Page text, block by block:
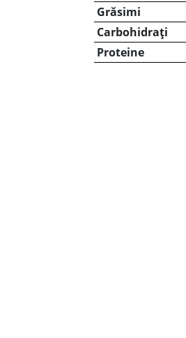
Grăsimi
Carbohidrați
Proteine